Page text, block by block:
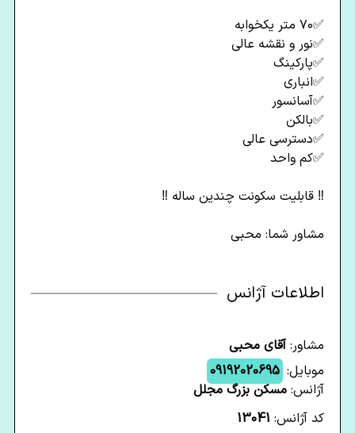
✅️۷۰ متر یکخوابه
✅️نور و نقشه عالی
✅️پارکینگ
✅️انباری
✅️آسانسور
✅️بالکن
✅️دسترسی عالی
✅️کم واحد
‼️ قابلیت سکونت چندین ساله ‼️
مشاور شما: محبی
اطلاعات آژانس
مشاور:آقای محبی
موبایل: 09192020695
آژانس: مسکن بزرگ مجلل
کد آژانس: 13041